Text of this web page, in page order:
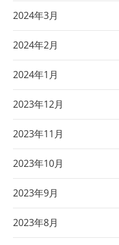
2024年3月
2024年2月
2024年1月
2023年12月
2023年11月
2023年10月
2023年9月
2023年8月